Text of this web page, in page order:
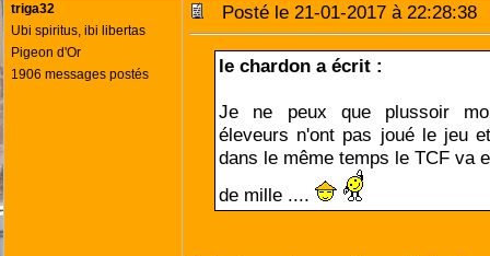
triga32
Ubi spiritus, ibi libertas
Pigeon d'Or
1906 messages postés
Posté le 21-01-2017 à
le chardon a écrit :
Je ne peux que plussoir
éleveurs n'ont pas joué le jeu
dans le même temps le TCF va
de mille ....